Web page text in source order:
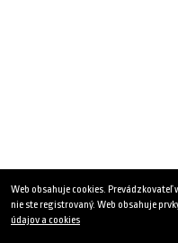
Web obsahuje cookies. Prevádzkovateľ
nie ste registrovaný. Web obsahuje
údajov a cookies